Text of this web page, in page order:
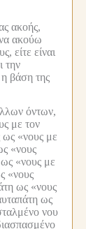
ακοής,
ακούω
είτε είναι
την
η βάση της
όντων,
με τον
«νους με
«νους
«νους με
«νους
ως «νους
ως
νου